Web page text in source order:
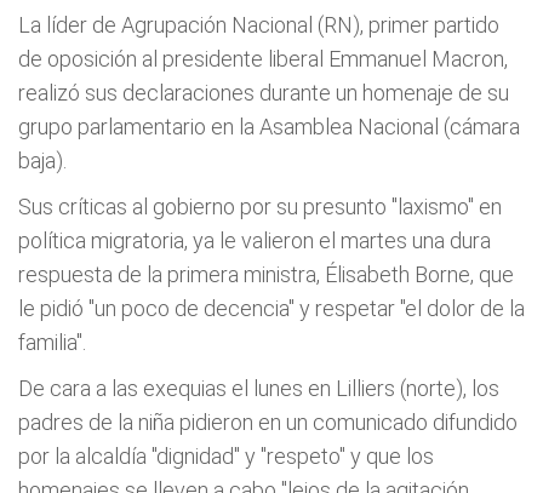
La líder de Agrupación Nacional (RN), primer partido
de oposición al presidente liberal Emmanuel Macron,
realizó sus declaraciones durante un homenaje de su
grupo parlamentario en la Asamblea Nacional (cámara
baja).
Sus críticas al gobierno por su presunto "laxismo" en
política migratoria, ya le valieron el martes una dura
respuesta de la primera ministra, Élisabeth Borne, que
le pidió "un poco de decencia" y respetar "el dolor de la
familia".
De cara a las exequias el lunes en Lilliers (norte), los
padres de la niña pidieron en un comunicado difundido
por la alcaldía "dignidad" y "respeto" y que los